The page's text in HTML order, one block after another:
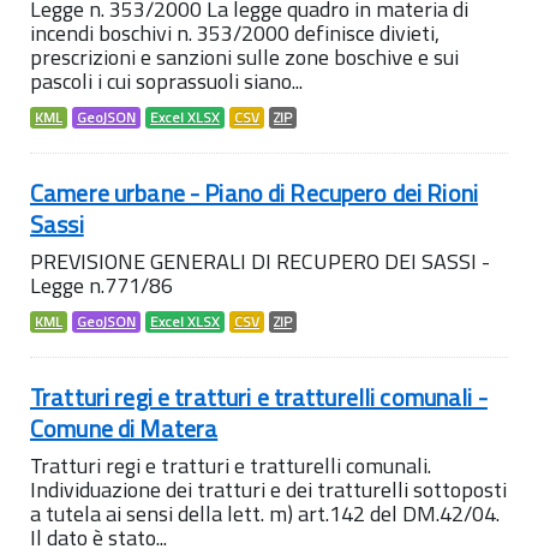
Legge n. 353/2000 La legge quadro in materia di
incendi boschivi n. 353/2000 definisce divieti,
prescrizioni e sanzioni sulle zone boschive e sui
pascoli i cui soprassuoli siano...
KML GeoJSON Excel XLSX CSV ZIP
Camere urbane - Piano di Recupero dei Rioni
Sassi
PREVISIONE GENERALI DI RECUPERO DEI SASSI -
Legge n.771/86
KML GeoJSON Excel XLSX CSV ZIP
Tratturi regi e tratturi e tratturelli comunali -
Comune di Matera
Tratturi regi e tratturi e tratturelli comunali.
Individuazione dei tratturi e dei tratturelli sottoposti
a tutela ai sensi della lett. m) art.142 del DM.42/04.
Il dato è stato...